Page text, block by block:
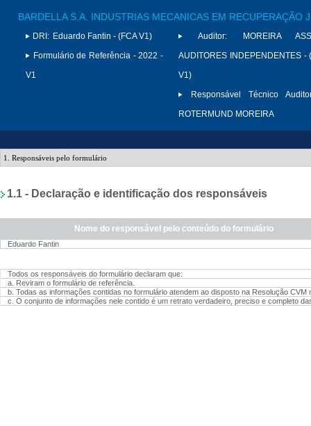
BARDELLA S.A. INDUSTRIAS MECANICAS EM RECUPERAÇÃO
DRI: Eduardo Fantin - (FCA V1)
Formulário de Referência - 2022 -
V1
Auditor:
MOREIRA
AUDITORES INDEPENDENTES -
V1)
Responsável Técnico
ROTERMUND MOREIRA